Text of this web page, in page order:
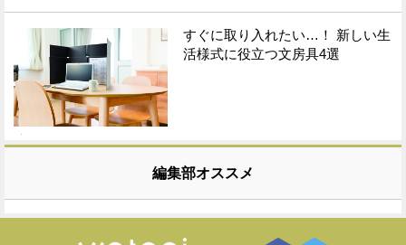
すぐに取り入れたい…！ 新しい生
活様式に役立つ文房具4選
編集部オススメ